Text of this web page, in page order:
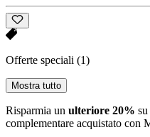
Offerte speciali (1)
Mostra tutto
Risparmia un ulteriore 20%
complementare acquistato con